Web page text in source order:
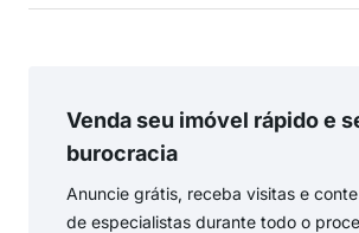
Venda seu imóvel rápido e
burocracia
Anuncie grátis, receba visitas e
de especialistas durante todo o